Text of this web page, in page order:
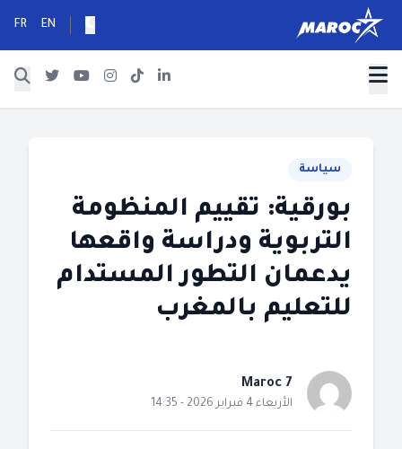
EN
FR
سياسة
بورقية: تقييم المنظومة
التربوية ودراسة واقعها
يدعمان التطور المستدام
للتعليم بالمغرب
Maroc 7
الأربعاء 4 فبراير 2026 - 14:35